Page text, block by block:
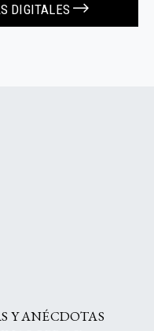
DIGITALES
Y ANÉCDOTAS